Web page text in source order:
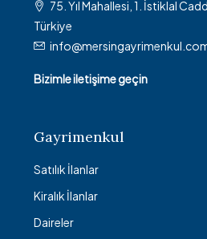
75. Yıl Mahallesi, 1. İstiklal
Türkiye
Bizimle iletişime geçin
Gayrimenkul
Satılık İlanlar
Kiralık İlanlar
Daireler